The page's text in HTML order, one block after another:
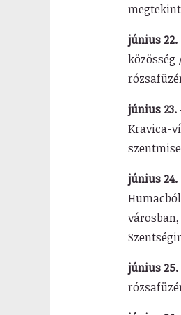
június 22.
közösség
június 23.
Kravica-
június 24.
június 25.